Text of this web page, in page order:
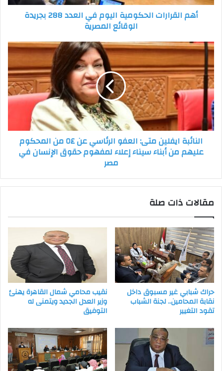
الوقائع
المصرية
أهم القرارات الحكومية اليوم في العدد 288 بجريدة
الوقائع المصرية
النائبة
ايفلين
متى:
العفو
الرئاسي
عن
٥٤
من
المحكوم
عليهم
إعلاء
حقوق
مصر
النائبة ايفلين متى: العفو الرئاسي عن ٥٤ من المحكوم
عليهم من أبناء سيناء إعلاء لمفهوم حقوق الإنسان في
مصر
مقالات ذات صلة
حراك شبابي غير مسبوق داخل
نقابة المحامين.. لجنة الشباب
تقود التغيير
نقيب محامي شمال القاهرة يهنئ
وزير العدل الجديد ويتمنى له
التوفيق